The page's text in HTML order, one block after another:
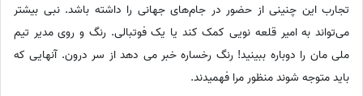
تجارب این چنینی از حضور در جام‌های جهانی را داشته باشد. نبی بیشتر
می‌تواند به امیر قلعه نویی کمک کند یا یک فوتبالی. رنگ و روی مدیر تیم
ملی مان را دوباره ببینید! رنگ رخساره خبر می دهد از سر درون. آنهایی که
باید متوجه شوند منظور مرا فهمیدند.